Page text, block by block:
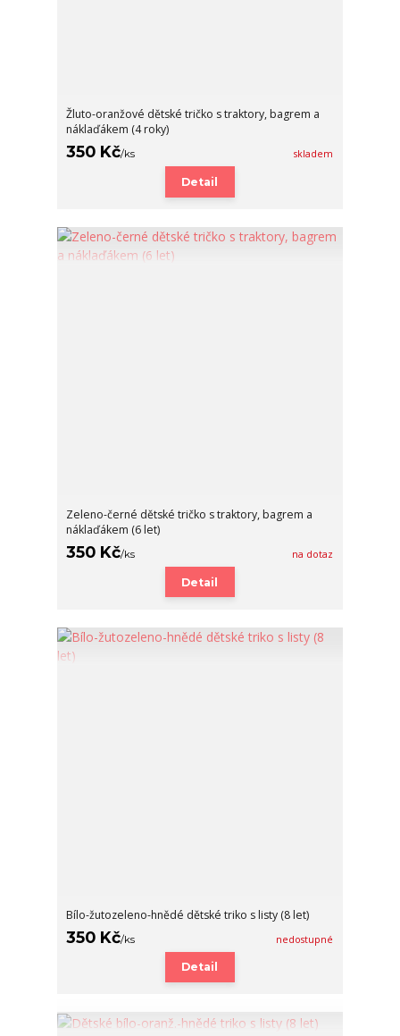
Žluto-oranžové dětské tričko s traktory, bagrem a
náklaďákem (4 roky)
350 Kč/ks skladem
Detail
Zeleno-černé dětské tričko s traktory, bagrem a
náklaďákem (6 let)
350 Kč/ks na dotaz
Detail
Bílo-žutozeleno-hnědé dětské triko s listy (8 let)
350 Kč/ks nedostupné
Detail